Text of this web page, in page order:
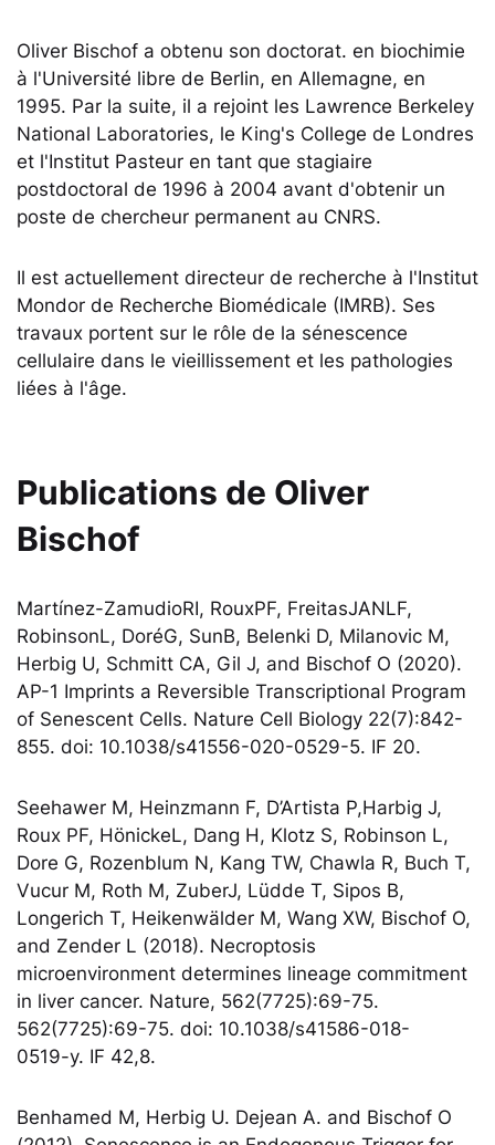
Oliver Bischof a obtenu son doctorat. en biochimie
à l'Université libre de Berlin, en Allemagne, en
1995. Par la suite, il a rejoint les Lawrence Berkeley
National Laboratories, le King's College de Londres
et l'Institut Pasteur en tant que stagiaire
postdoctoral de 1996 à 2004 avant d'obtenir un
poste de chercheur permanent au CNRS.
Il est actuellement directeur de recherche à l'Institut
Mondor de Recherche Biomédicale (IMRB). Ses
travaux portent sur le rôle de la sénescence
cellulaire dans le vieillissement et les pathologies
liées à l'âge.
Publications de Oliver
Bischof
Martínez-ZamudioRI, RouxPF, FreitasJANLF,
RobinsonL, DoréG, SunB, Belenki D, Milanovic M,
Herbig U, Schmitt CA, Gil J, and Bischof O (2020).
AP-1 Imprints a Reversible Transcriptional Program
of Senescent Cells. Nature Cell Biology 22(7):842-
855. doi: 10.1038/s41556-020-0529-5. IF 20.
Seehawer M, Heinzmann F, D’Artista P,Harbig J,
Roux PF, HönickeL, Dang H, Klotz S, Robinson L,
Dore G, Rozenblum N, Kang TW, Chawla R, Buch T,
Vucur M, Roth M, ZuberJ, Lüdde T, Sipos B,
Longerich T, Heikenwälder M, Wang XW, Bischof O,
and Zender L (2018). Necroptosis
microenvironment determines lineage commitment
in liver cancer. Nature, 562(7725):69-75.
562(7725):69-75. doi: 10.1038/s41586-018-
0519-y. IF 42,8.
Benhamed M, Herbig U. Dejean A. and Bischof O